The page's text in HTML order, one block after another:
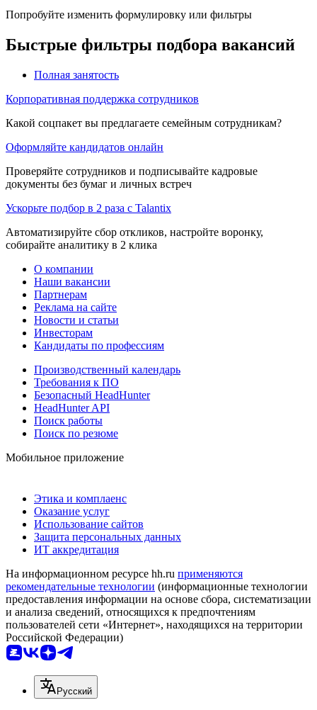
Попробуйте изменить формулировку или фильтры
Быстрые фильтры подбора вакансий
Полная занятость
Корпоративная поддержка сотрудников
Какой соцпакет вы предлагаете семейным сотрудникам?
Оформляйте кандидатов онлайн
Проверяйте сотрудников и подписывайте кадровые
документы без бумаг и личных встреч
Ускорьте подбор в 2 раза с Talantix
Автоматизируйте сбор откликов, настройте воронку,
собирайте аналитику в 2 клика
О компании
Наши вакансии
Партнерам
Реклама на сайте
Новости и статьи
Инвесторам
Кандидаты по профессиям
Производственный календарь
Требования к ПО
Безопасный HeadHunter
HeadHunter API
Поиск работы
Поиск по резюме
Мобильное приложение
Этика и комплаенс
Оказание услуг
Использование сайтов
Защита персональных данных
ИТ аккредитация
На информационном ресурсе hh.ru применяются
рекомендательные технологии (информационные технологии
предоставления информации на основе сбора, систематизации
и анализа сведений, относящихся к предпочтениям
пользователей сети «Интернет», находящихся на территории
Российской Федерации)
Русский